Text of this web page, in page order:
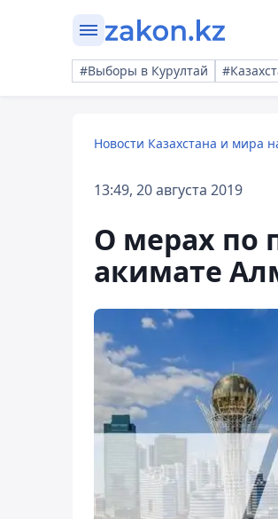
#Выборы в Курултай
Новости Казахстана и мира
13:49, 20 августа 2019
О мерах по
акимате